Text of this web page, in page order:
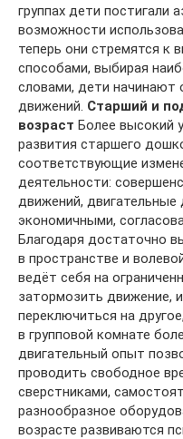
группах дети постигали
возможности
теперь они стремятся к
способами, выбирая
словами, дети начинают
движений. Старший и
возраст Более высокий
развития старшего
соответствующие
деятельности:
движений, двигательные
экономичными,
Благодаря достаточно
в пространстве и
ведёт себя на
затормозить движение,
переключиться на
в групповой комнате
двигательный опыт
проводить свободное
сверстниками,
разнообразное
возрасте развиваются